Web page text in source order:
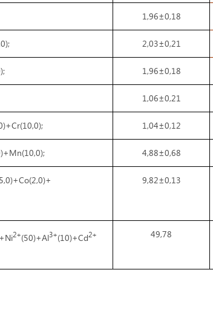
1,96±0,18
2,03±0,21
1,96±0,18
1,06±0,21
1,04±0,12
4,88±0,68
9,82±0,13
2+(50)+Al3+(10)+Cd2+ 49,78